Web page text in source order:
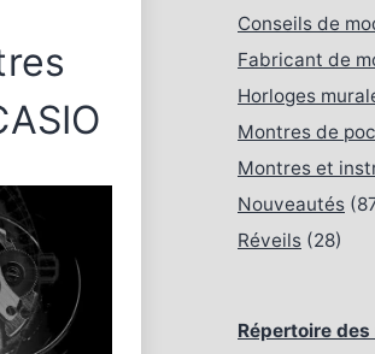
Conseils de
Fabricant de
Horloges
Montres de
Montres et
Nouveautés
Réveils (28)
Répertoire